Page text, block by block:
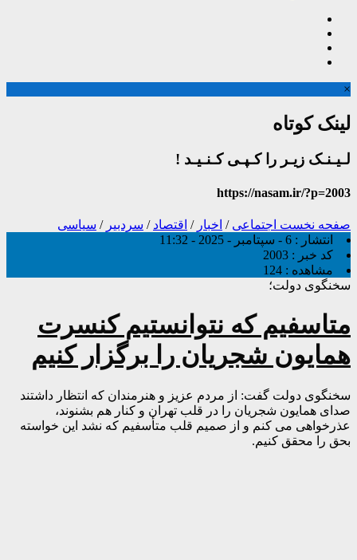
×
لینک کوتاه
لـیـنـک زیـر را کـپـی کـنـیـد !
https://nasam.ir/?p=2003
صفحه نخست اجتماعی / اخبار / اقتصاد / سردبیر / سیاسی
انتشار : 6 - سپتامبر - 2025 - 11:32
کد خبر : 2003
مشاهده : 124
سخنگوی دولت؛
متاسفیم که نتوانستیم کنسرت
همایون شجریان را برگزار کنیم
سخنگوی دولت گفت: از مردم عزیز و هنرمندان که انتظار داشتند
صدای همایون شجریان را در قلب تهران و کنار هم بشنوند،
عذرخواهی می کنم و از صمیم قلب متأسفیم که نشد این خواسته
بحق را محقق کنیم.